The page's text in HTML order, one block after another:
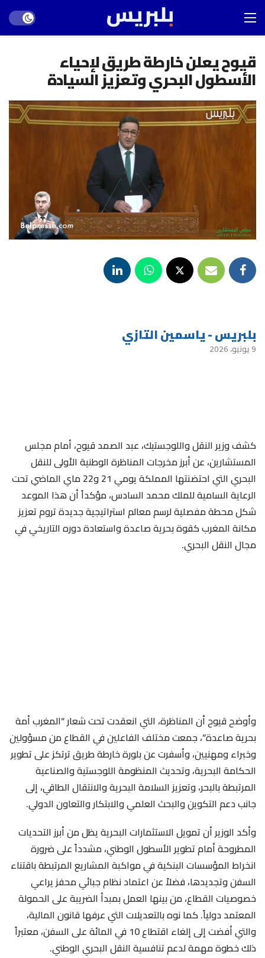
mode
قيوح يعلن خارطة طريق لإحياء
الأسطول البحري وتعزيز السيادة
بلبريس - ياسمين التازي
9 يونيو، 2026
كشف وزير النقل واللوجستيك، عبد الصمد قيوح، أمام مجلس
المستشارين، عن أبرز مخرجات المناظرة الوطنية الأولى للنقل
البحري التي احتضنتها المملكة يومي 21 و22 ماي الماضي تحت
الرعاية السامية للملك محمد السادس، مؤكداً أن هذا الموعد
شكل محطة مفصلية لرسم معالم استراتيجية جديدة تروم تعزيز
مكانة المغرب كقوة بحرية صاعدة واستعادة دوره التاريخي في
مجال النقل البحري.
وأوضح قيوح أن المناظرة، التي انعقدت تحت شعار “المغرب أمة
بحرية صاعدة”، جمعت مختلف الفاعلين في القطاع من مسؤولين
وخبراء ومهنيين، وأسفرت عن بلورة خارطة طريق ترتكز على تطوير
الحكامة البحرية، وتحديث المنظومة اللوجستية والصناعية
المرتبطة بالبحر، وتعزيز السلامة البحرية والانتقال الطاقي، إلى
جانب دعم التكوين والبحث العلمي والابتكار والتعاون الدولي.
وأكد الوزير أن تمويل الاستثمارات البحرية يظل من أبرز التحديات
المطروحة أمام تطوير الأسطول الوطني، مشدداً على ضرورة
انخراط المؤسسات البنكية في مواكبة المشاريع المرتبطة باقتناء
السفن وتجديدها، فضلاً عن اعتماد نظام جبائي محفز يراعي
خصوصيات القطاع، من بينها العمل بمبدأ الضريبة على الحمولة
المعتمد دولياً. كما نوه بالتعديلات التي عرفها قانون المالية،
والتي أفضت إلى إلغاء اقتطاع 10 في المائة على السفن، معتبراً
ذلك خطوة مهمة لدعم تنافسية النقل البحري الوطني.